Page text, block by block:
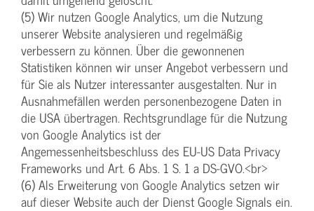
(5) Wir nutzen Google Analytics, um die Nutzung
unserer Website analysieren und regelmäßig
verbessern zu können. Über die gewonnenen
Statistiken können wir unser Angebot verbessern und
für Sie als Nutzer interessanter ausgestalten. Nur in
Ausnahmefällen werden personenbezogene Daten in
die USA übertragen. Rechtsgrundlage für die Nutzung
von Google Analytics ist der
Angemessenheitsbeschluss des EU-US Data Privacy
Frameworks und Art. 6 Abs. 1 S. 1 a DS-GVO.<br>
(6) Als Erweiterung von Google Analytics setzen wir
auf dieser Website auch der Dienst Google Signals ein.